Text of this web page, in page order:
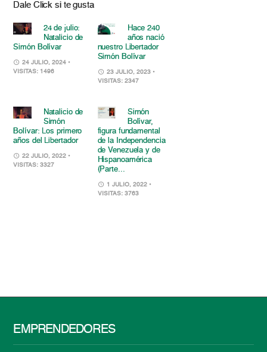
Dale Click si te gusta
24 de julio:
Natalicio de
Simón Bolívar
24 JULIO, 2024 •
VISITAS: 1496
Hace 240
años nació
nuestro Libertador
Simón Bolívar
23 JULIO, 2023 •
VISITAS: 2347
Natalicio de
Simón
Bolívar: Los primero
años del Libertador
22 JULIO, 2022 •
VISITAS: 3327
Simón
Bolívar,
figura fundamental
de la Independencia
de Venezuela y de
Hispanoamérica
(Parte...
1 JULIO, 2022 •
VISITAS: 3763
EMPRENDEDORES